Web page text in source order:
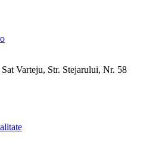
Varteju, Str. Stejarului, Nr. 58